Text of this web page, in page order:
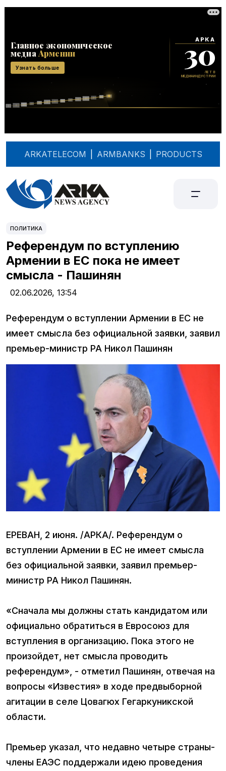
ARKATELECOM ARMBANKS PRODUCTS
ПОЛИТИКА
Референдум по вступлению
Армении в ЕС пока не имеет
смысла - Пашинян
02.06.2026, 13:54
Референдум о вступлении Армении в ЕС не
имеет смысла без официальной заявки, заявил
премьер-министр РА Никол Пашинян
ЕРЕВАН, 2 июня. /АРКА/. Референдум о
вступлении Армении в ЕС не имеет смысла
без официальной заявки, заявил премьер-
министр РА Никол Пашинян.
«Сначала мы должны стать кандидатом или
официально обратиться в Евросоюз для
вступления в организацию. Пока этого не
произойдет, нет смысла проводить
референдум», - отметил Пашинян, отвечая на
вопросы «Известия» в ходе предвыборной
агитации в селе Цовагюх Гегаркуникской
области.
Премьер указал, что недавно четыре страны-
члены ЕАЭС поддержали идею проведения